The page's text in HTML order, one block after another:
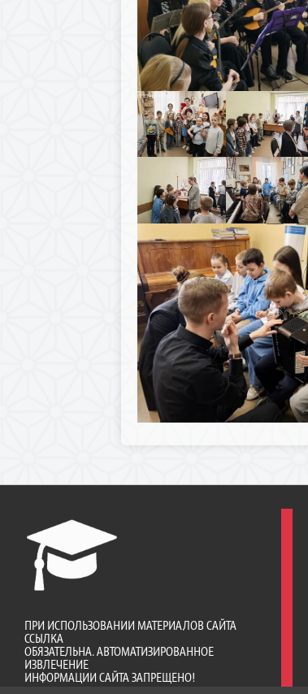
ПРИ ИСПОЛЬЗОВАНИИ МАТЕРИАЛОВ САЙТА
ССЫЛКА
ОБЯЗАТЕЛЬНА. АВТОМАТИЗИРОВАННОЕ
ИЗВЛЕЧЕНИЕ
ИНФОРМАЦИИ САЙТА ЗАПРЕЩЕНО!